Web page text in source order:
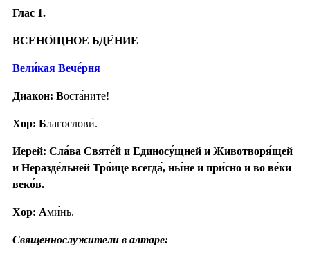
Глас 1.
ВСЕНО́ЩНОЕ БДЕ́НИЕ
Вели́кая Вече́рня
Диакон: Воста́ните!
Хор: Благослови́.
Иерей: Сла́ва Святе́й и Единосу́щней и Животворя́щей
и Неразде́льней Тро́ице всегда́, ны́не и при́сно и во ве́ки
веко́в.
Хор: Ами́нь.
Священнослужители в алтаре: